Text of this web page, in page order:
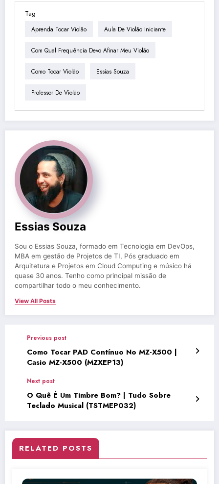
Tag
Aprenda Tocar Violão Aula De Violão Iniciante
Com Qual Frequência Devo Afinar Meu Violão
Como Tocar Violão Essias Souza
Professor De Violão
Essias Souza
Sou o Essias Souza, formado em Tecnologia em DevOps,
MBA em gestão de Projetos de TI, Pós graduado em
Arquitetura e Projetos em Cloud Computing e músico há
quase 30 anos. Tenho como principal missão de
compartilhar todo o meu conhecimento.
View All Posts
Previous post
Como Tocar PAD Contínuo No MZ-X500 |
Casio MZ-X500 (MZXEP13)
Next post
O Quê É Um Timbre Bom? | Tudo Sobre
Teclado Musical (TSTMEP032)
RELATED POSTS